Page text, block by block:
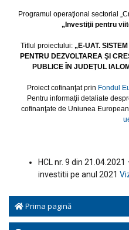
Prima pagină
Programul operaţional sectorial
„Investiţii pentru
Titlul proiectului: „E-UAT.
PENTRU DEZVOLTAREA ŞI
PUBLICE ÎN JUDEŢUL
Proiect cofinanţat prin Fondul
Pentru informaţii detaliate
cofinanţate de Uniunea
HCL nr. 9 din
investitii pe anul 2021